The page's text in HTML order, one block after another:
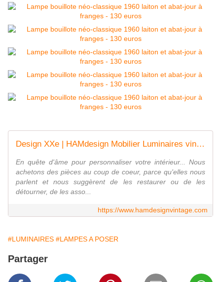
Design XXe | HAMdesign Mobilier Luminaires vintages
En quête d'âme pour personnaliser votre intérieur... Nous
achetons des pièces au coup de coeur, parce qu'elles nous
parlent et nous suggèrent de les restaurer ou de les
détourner, de les asso...
https://www.hamdesignvintage.com
#LUMINAIRES #LAMPES A POSER
Partager